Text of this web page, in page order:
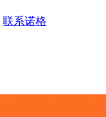
联系诺格